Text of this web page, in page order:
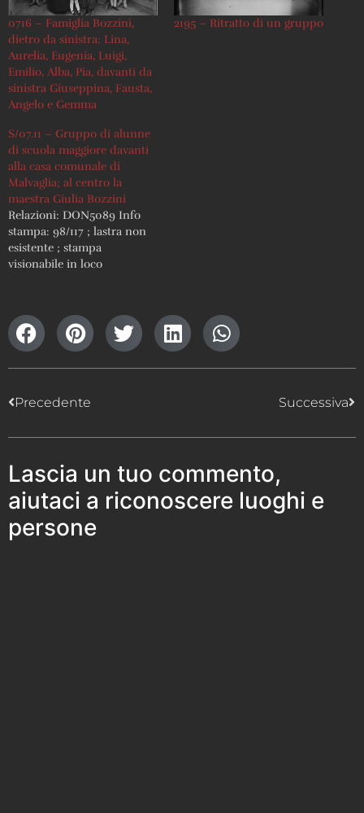
0716 – Famiglia Bozzini,
dietro da sinistra: Lina,
Aurelia, Eugenia, Luigi,
Emilio, Alba, Pia, davanti da
sinistra Giuseppina, Fausta,
Angelo e Gemma
2195 – Ritratto di un gruppo
S/07.11 – Gruppo di alunne
di scuola maggiore davanti
alla casa comunale di
Malvaglia; al centro la
maestra Giulia Bozzini
Relazioni: DON5089 Info
stampa: 98/117 ; lastra non
esistente ; stampa
visionabile in loco
Precedente Successiva
Lascia un tuo commento,
aiutaci a riconoscere luoghi e
persone